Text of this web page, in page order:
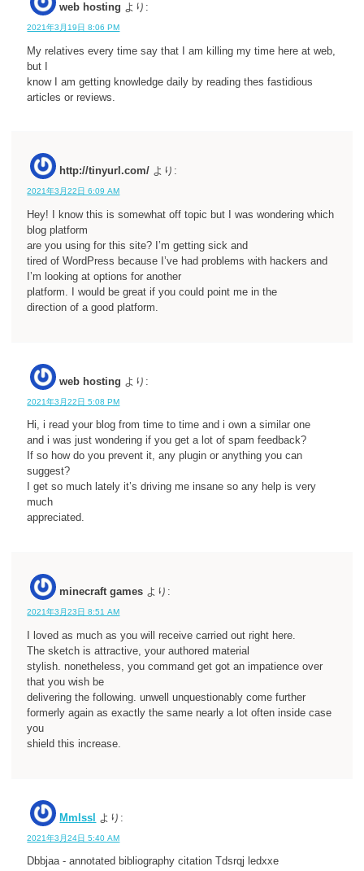
web hosting より:
2021年3月19日 8:06 PM
My relatives every time say that I am killing my time here at web,
but I
know I am getting knowledge daily by reading thes fastidious
articles or reviews.
http://tinyurl.com/ より:
2021年3月22日 6:09 AM
Hey! I know this is somewhat off topic but I was wondering which
blog platform
are you using for this site? I’m getting sick and
tired of WordPress because I’ve had problems with hackers and
I’m looking at options for another
platform. I would be great if you could point me in the
direction of a good platform.
web hosting より:
2021年3月22日 5:08 PM
Hi, i read your blog from time to time and i own a similar one
and i was just wondering if you get a lot of spam feedback?
If so how do you prevent it, any plugin or anything you can
suggest?
I get so much lately it’s driving me insane so any help is very
much
appreciated.
minecraft games より:
2021年3月23日 8:51 AM
I loved as much as you will receive carried out right here.
The sketch is attractive, your authored material
stylish. nonetheless, you command get got an impatience over
that you wish be
delivering the following. unwell unquestionably come further
formerly again as exactly the same nearly a lot often inside case
you
shield this increase.
Mmlssl より:
2021年3月24日 5:40 AM
Dbbjaa - annotated bibliography citation Tdsrqj ledxxe